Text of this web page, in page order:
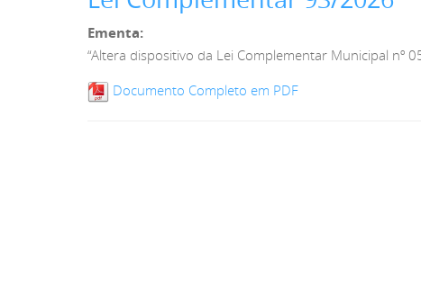
Ementa:
“Altera dispositivo da Lei Complementar Municipal nº
Documento Completo em PDF